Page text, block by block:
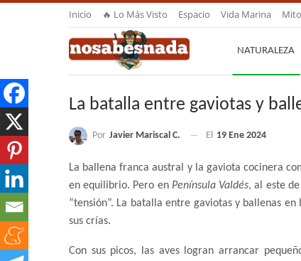
Inicio 🔥 Lo Más Visto Espacio Vida Marina
NATURALEZA
La batalla entre gaviotas y
Por Javier Mariscal C. El 19 Ene 2024
La ballena franca austral y la gaviota cocinera
en equilibrio. Pero en Península Valdés, al este
“tensión”. La batalla entre gaviotas y ballenas
sus crías.
Con sus picos, las aves logran arrancar